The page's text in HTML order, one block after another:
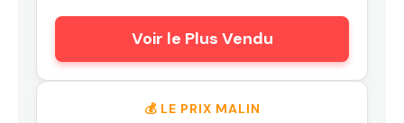
Voir le Plus Vendu
💰 LE PRIX MALIN